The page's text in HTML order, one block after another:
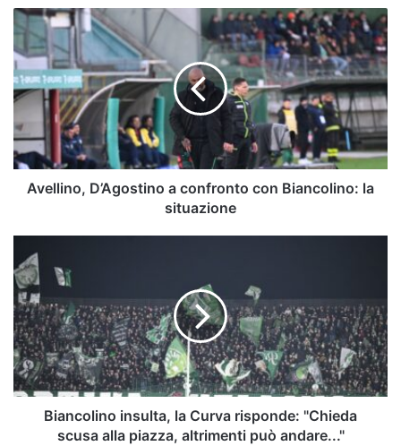
Avellino,
D’Agostino
a
confronto
con
Biancolino:
la
situazione
Avellino, D’Agostino a confronto con Biancolino: la
situazione
insulta,
la
Curva
risponde:
"Chieda
scusa
alla
piazza,
altrimentiBiancolino insulta, la Curva risponde: "Chieda
scusa alla piazza, altrimenti può andare..."